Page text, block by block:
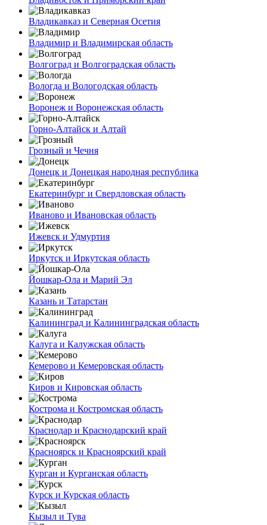
Владикавказ и Северная Осетия
Владимир и Владимирская область
Волгоград и Волгоградская область
Вологда и Вологодская область
Воронеж и Воронежская область
Горно-Алтайск и Алтай
Грозный и Чечня
Донецк и Донецкая народная республика
Екатеринбург и Свердловская область
Иваново и Ивановская область
Ижевск и Удмуртия
Иркутск и Иркутская область
Йошкар-Ола и Марий Эл
Казань и Татарстан
Калининград и Калининградская область
Калуга и Калужская область
Кемерово и Кемеровская область
Киров и Кировская область
Кострома и Костромская область
Краснодар и Краснодарский край
Красноярск и Красноярский край
Курган и Курганская область
Курск и Курская область
Кызыл и Тува